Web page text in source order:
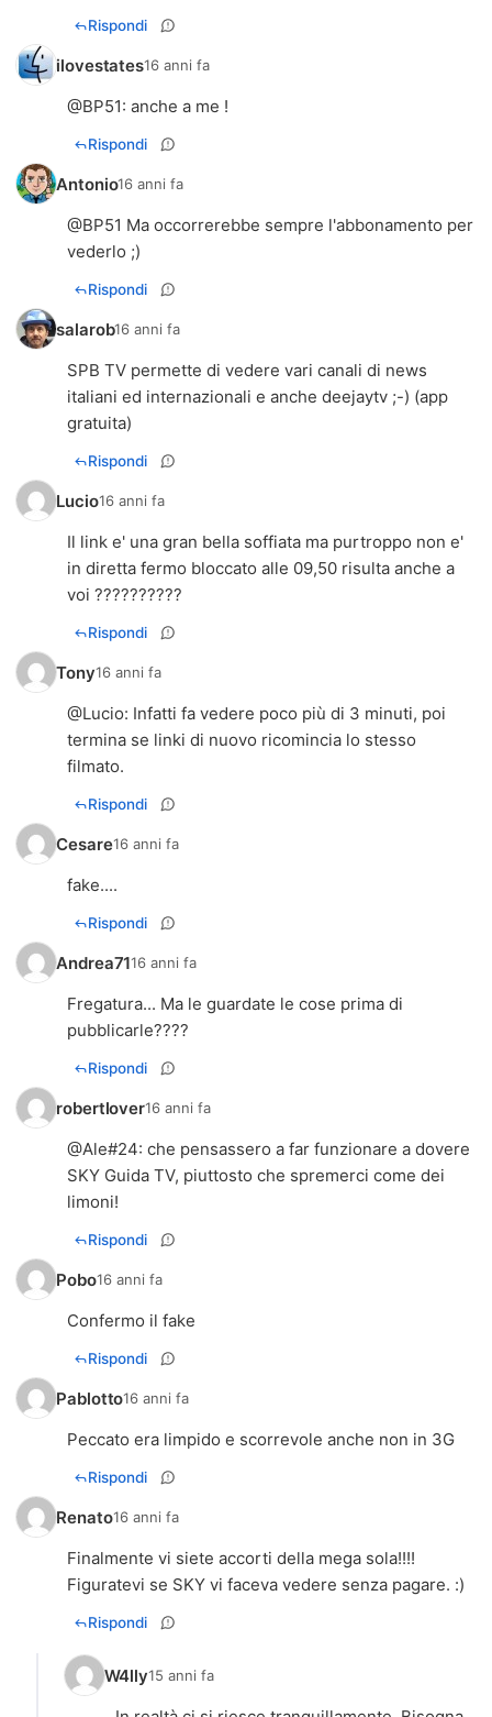
Rispondi
ilovestates16 anni fa
@BP51: anche a me !
Rispondi
Antonio16 anni fa
@BP51 Ma occorrerebbe sempre l'abbonamento per
vederlo ;)
Rispondi
salarob16 anni fa
SPB TV permette di vedere vari canali di news
italiani ed internazionali e anche deejaytv ;-) (app
gratuita)
Rispondi
Lucio16 anni fa
Il link e' una gran bella soffiata ma purtroppo non e'
in diretta fermo bloccato alle 09,50 risulta anche a
voi ??????????
Rispondi
Tony16 anni fa
@Lucio: Infatti fa vedere poco più di 3 minuti, poi
termina se linki di nuovo ricomincia lo stesso
filmato.
Rispondi
Cesare16 anni fa
fake....
Rispondi
Andrea7116 anni fa
Fregatura... Ma le guardate le cose prima di
pubblicarle????
Rispondi
robertlover16 anni fa
@Ale#24: che pensassero a far funzionare a dovere
SKY Guida TV, piuttosto che spremerci come dei
limoni!
Rispondi
Pobo16 anni fa
Confermo il fake
Rispondi
Pablotto16 anni fa
Peccato era limpido e scorrevole anche non in 3G
Rispondi
Renato16 anni fa
Finalmente vi siete accorti della mega sola!!!!
Figuratevi se SKY vi faceva vedere senza pagare. :)
Rispondi
W4lly15 anni fa